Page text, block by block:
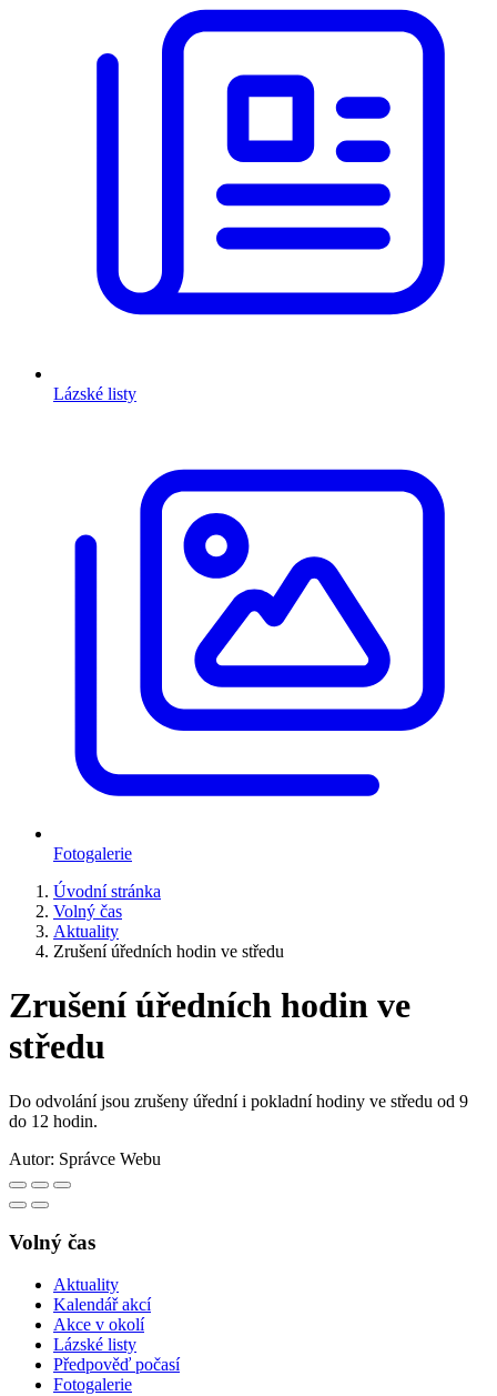
Lázské listy
Fotogalerie
Úvodní stránka
Volný čas
Aktuality
Zrušení úředních hodin ve středu
Zrušení úředních hodin ve
středu
Do odvolání jsou zrušeny úřední i pokladní hodiny ve středu od 9
do 12 hodin.
Autor: Správce Webu
Volný čas
Aktuality
Kalendář akcí
Akce v okolí
Lázské listy
Předpověď počasí
Fotogalerie